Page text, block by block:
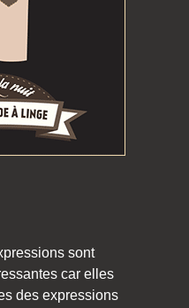
sont
car elles
des expressions